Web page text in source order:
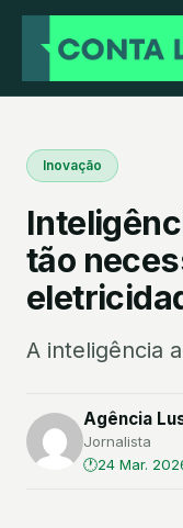
Inovação
tão
A inteligência
Agência
Jornalista
24 Mar.